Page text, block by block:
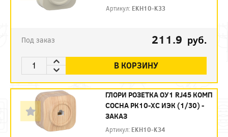
Артикул: EKH10-K33
Под заказ 211.9 руб.
В КОРЗИНУ
ГЛОРИ РОЗЕТКА ОУ1 RJ45 КОМП
СОСНА РК10-ХС ИЭК (1/30) -
ЗАКАЗ
Артикул: EKH10-K34